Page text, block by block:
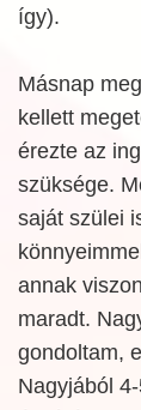
így).
Másnap
kellett
érezte az
szüksége.
saját szülei
annak
maradt.
gondoltam,
Nagyjából